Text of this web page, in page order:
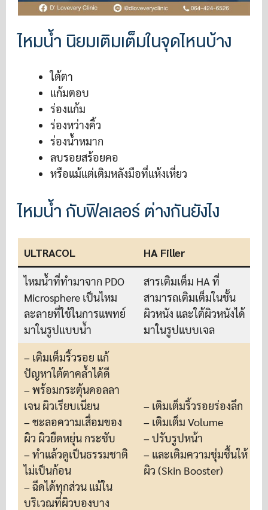
ไหมน้ำ นิยมเติมเต็มในจุดไหนบ้าง
ใต้ตา
แก้มตอบ
ร่องแก้ม
ร่องหว่างคิ้ว
ร่องน้ำหมาก
ลบรอยสร้อยคอ
หรือแม้แต่เติมหลังมือที่แห้งเหี่ยว
ไหมน้ำ กับฟิลเลอร์ ต่างกันยังไง
ULTRACOL HA Filler
ไหมน้ำที่ทำมาจาก PDO
Microsphere เป็นไหม
ละลายที่ใช้ในการแพทย์
มาในรูปแบบน้ำ
สารเติมเต็ม HA ที่
สามารถเติมเต็มในชั้น
ผิวหนัง และใต้ผิวหนังได้
มาในรูปแบบเจล
– เติมเต็มริ้วรอย แก้
ปัญหาใต้ตาคล้ำได้ดี
– พร้อมกระตุ้นคอลลา
เจน ผิวเรียบเนียน
– ชะลอความเสื่อมของ
ผิว ผิวยืดหยุ่น กระชับ
– ทำแล้วดูเป็นธรรมชาติ
ไม่เป็นก้อน
– ฉีดได้ทุกส่วน แม้ใน
บริเวณที่ผิวบองบาง
– เติมเต็มริ้วรอยร่องลึก
– เติมเต็ม Volume
– ปรับรูปหน้า
– และเติมความชุ่มชื้นให้
ผิว (Skin Booster)